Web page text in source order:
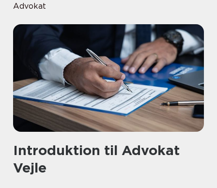
Advokat
Introduktion til Advokat
Vejle